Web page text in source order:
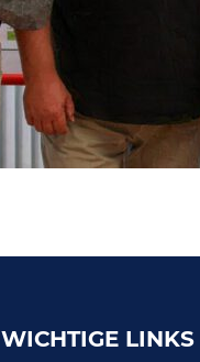
WICHTIGE LINKS